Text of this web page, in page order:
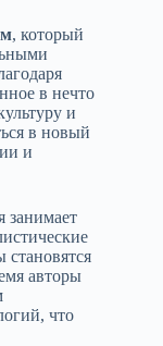
, который
в нечто
и
в новый
и
занимает
авторы
что